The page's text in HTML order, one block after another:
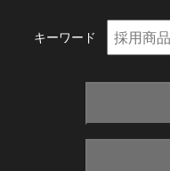
キーワード